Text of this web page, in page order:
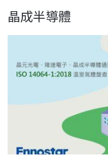
晶成半導體